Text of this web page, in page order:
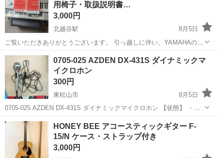
ヌードル、マルちゃ...用椅子・取扱説明書…
3,000円
北越谷駅
8月5日
ご覧いただきありがとうございます。 引っ越しに伴い、YAMAHAのエ
レクトーン「STAGEA mini（ELB-01）」をお譲りいたします。 ​【セ
ット内容】 ・エレクトーン本体（YAMAHA STAGEA ELB-0...
埼玉 さいたま市 STAGEA
0705-025 AZDEN DX-431S ダイナミックマ
イクロホン
300円
東松山市
8月5日
0705-025 AZDEN DX-431S ダイナミックマイクロホン 【状態】 ・使
用に伴う多少のスレ、キズ、落としきれない汚れなどございます ・詳
細は現地でご確認ください ・お値引きは出来かねますのでご了...
埼玉 東松山市
HONEY BEE アコースティックギター F-
15/N ケース・ストラップ付き
3,000円